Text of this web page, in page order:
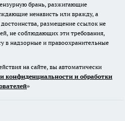
брань, разжигающие
ненависть или вражду, а
размещение ссылок не
не соблюдающих эти требования,
в надзорные и правоохранительные
на сайте, вы автоматически
конфиденциальности и обработки
»